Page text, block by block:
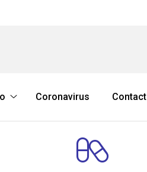
submenu
Coronavirus
Contact